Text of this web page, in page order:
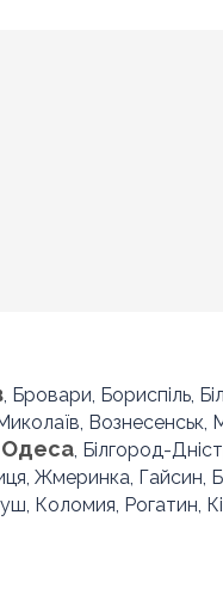
, Бровари, Бориспіль,
Одеса, Білгород-
Жмеринка,
Коломия, Рогатин,